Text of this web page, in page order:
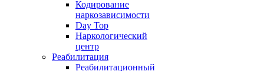
Кодирование
наркозависимости
Day Top
Наркологический
центр
Реабилитация
Реабилитационный